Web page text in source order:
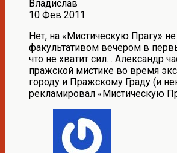
Владислав
10 Фев 2011
Нет, на «Мистическую Прагу»
факультативом вечером в
что не хватит сил… Александр
пражской мистике во время
городу и Пражскому Граду (и
рекламировал «Мистическую